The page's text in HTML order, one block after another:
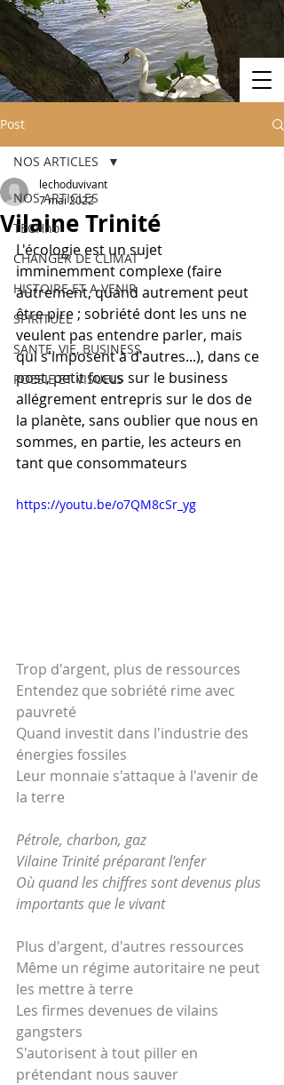
Post
NOS ARTICLES
TECHno
CHANGER DE CLIMAT
HISTOIRE ET A VENIR
SPIRITUEL
SANTE, VIE, BUSINESS
POESIE ET VISUELS
NOS ARTICLES
Vilaine Trinité
lechoduvivant
7 mai 2022
L'écologie est un sujet
imminemment complexe (faire
autrement, quand autrement peut
être pire ; sobriété dont les uns ne
veulent pas entendre parler, mais
qui s'imposent à d'autres...), dans ce
post, petit focus sur le business
allégrement entrepris sur le dos de
la planète, sans oublier que nous en
sommes, en partie, les acteurs en
tant que consommateurs
https://youtu.be/o7QM8cSr_yg
Trop d'argent, plus de ressources
Entendez que sobriété rime avec
pauvreté
Quand investit dans l'industrie des
énergies fossiles
Leur monnaie s'attaque à l'avenir de
la terre
Pétrole, charbon, gaz
Vilaine Trinité préparant l'enfer
Où quand les chiffres sont devenus plus
importants que le vivant
Plus d'argent, d'autres ressources
Même un régime autoritaire ne peut
les mettre à terre
Les firmes devenues de vilains
gangsters
S'autorisent à tout piller en
prétendant nous sauver